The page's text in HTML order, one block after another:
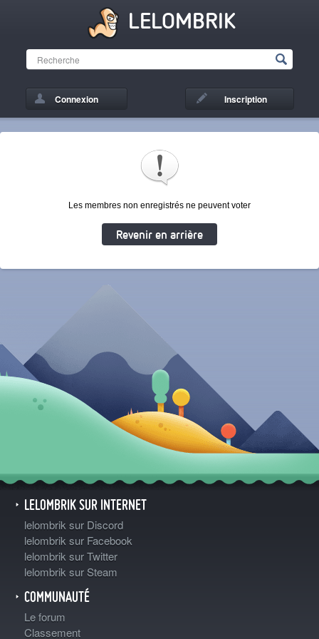
LELOMBRIK
Connexion Inscription
Les membres non enregistrés ne peuvent voter
Revenir en arrière
LELOMBRIK SUR INTERNET
lelombrik sur Discord
lelombrik sur Facebook
lelombrik sur Twitter
lelombrik sur Steam
COMMUNAUTÉ
Le forum
Classement